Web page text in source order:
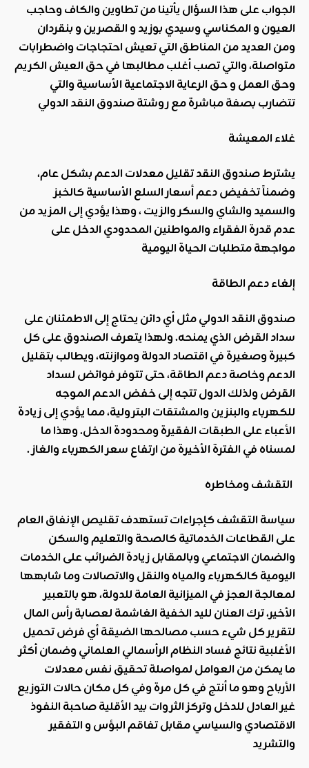
الجواب على هذا السؤال يأتينا من تطاوين والكاف وحاجب
العيون و المكناسي وسيدي بوزيد و القصرين و بنقردان
ومن العديد من المناطق التي تعيش احتجاجات واضطرابات
متواصلة، والتي تصب أغلب مطالبها في حق العيش الكريم
وحق العمل و حق الرعاية الاجتماعية الأساسية والتي
تتضارب بصفة مباشرة مع روشتة صندوق النقد الدولي
غلاء المعيشة
يشترط صندوق النقد تقليل معدلات الدعم بشكل عام،
وضمناً تخفيض دعم أسعار السلع الأساسيةكالخبز
والسميد والشاي والسكر والزيت، وهذا يؤدي إلى المزيد من
عدم قدرة الفقراء والمواطنين المحدودي الدخل على
مواجهة متطلبات الحياة اليومية
إلغاء دعم الطاقة
صندوق النقد الدولي مثل أي دائن يحتاج إلى الاطمئنان على
سداد القرض الذي يمنحه. ولهذا يتعرف الصندوق على كل
كبيرة وصغيرة في اقتصاد الدولة وموازنته، ويطالب بتقليل
الدعم وخاصة دعم الطاقة، حتى تتوفر فوائض لسداد
القرض ولذلك الدول تتجه إلى خفض الدعم الموجه
للكهرباء والبنزين والمشتقات البترولية، مما يؤدي إلى زيادة
الأعباء على الطبقات الفقيرة ومحدودة الدخل.وهذا ما
لمسناه في الفترة الأخيرة من ارتفاع سعر الكهرباء والغاز .
التقشف ومخاطره
سياسة التقشف كإجراءات تستهدف تقليص الإنفاق العام
على القطاعات الخدماتية كالصحة والتعليم والسكن
والضمان الاجتماعي وبالمقابل زيادة الضرائب على الخدمات
اليومية كالكهرباء والمياه والنقل والاتصالات وما شابهها
لمعالجة العجز في الميزانية العامة للدولة، هو بالتعبير
الأخير، ترك العنان لليد الخفية الغاشمة لعصابة رأس المال
لتقرير كل شيء حسب مصالحها الضيقة أي فرض تحميل
الأغلبية نتائج فساد النظام الرأسمالي العلماني وضمان أكثر
ما يمكن من العوامل لمواصلة تحقيق نفس معدلات
الأرباح وهو ما أنتج في كل مرة وفي كل مكان حالات التوزيع
غير العادل للدخل وتركز الثروات بيد الأقلية صاحبة النفوذ
الاقتصادي والسياسي مقابل تفاقم البؤس و التفقير
والتشريد